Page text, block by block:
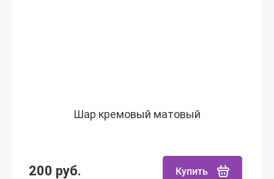
Шар кремовый матовый
200 руб. Купить